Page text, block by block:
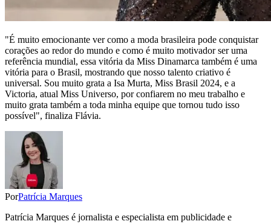
"É muito emocionante ver como a moda brasileira pode conquistar
corações ao redor do mundo e como é muito motivador ser uma
referência mundial, essa vitória da Miss Dinamarca também é uma
vitória para o Brasil, mostrando que nosso talento criativo é
universal. Sou muito grata a Isa Murta, Miss Brasil 2024, e a
Victoria, atual Miss Universo, por confiarem no meu trabalho e
muito grata também a toda minha equipe que tornou tudo isso
possível", finaliza Flávia.
PorPatrícia Marques
Patrícia Marques é jornalista e especialista em publicidade e